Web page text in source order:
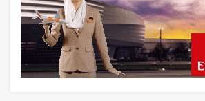
20 saat önce
Trump’ı taşıyan Marine
uçağına fazla yaklaştı
20 saat önce